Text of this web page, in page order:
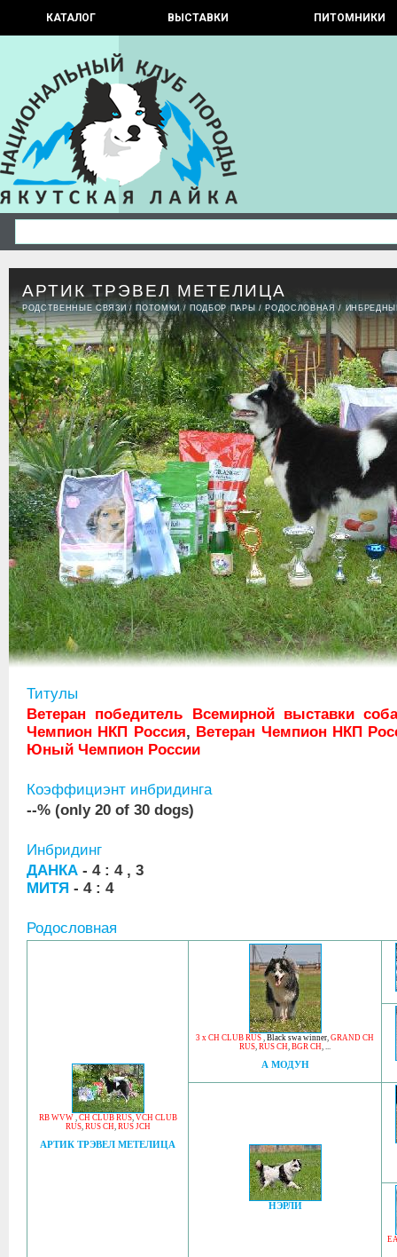
КАТАЛОГ ВЫСТАВКИ ПИТОМНИКИ
АРТИК ТРЭВЕЛ МЕТЕЛИЦА
РОДСТВЕННЫЕ СВЯЗИ / ПОТОМКИ/ ПОДБОР ПАРЫ /РОДОСЛОВНАЯ/
Титулы
Ветеран победитель Всемирной выставки
Чемпион НКП Россия, Ветеран Чемпион НКП
Юный Чемпион России
Коэффициэнт инбридинга
--% (only 20 of 30 dogs)
Инбридинг
ДАНКА - 4 : 4 , 3
МИТЯ - 4 : 4
Родословная
RB WVW , CH CLUB RUS, VCH CLUB
RUS, RUS CH, RUS JCH
АРТИК ТРЭВЕЛ МЕТЕЛИЦА
3 x CH CLUB RUS , Black swa winner, GRAND CH
RUS, RUS CH, BGR CH, ...
А МОДУН
НЭРЛИ